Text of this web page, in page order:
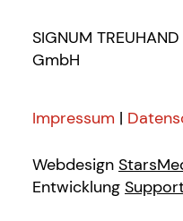
SIGNUM
GmbH
Impressum |
Webdesign
Entwicklung